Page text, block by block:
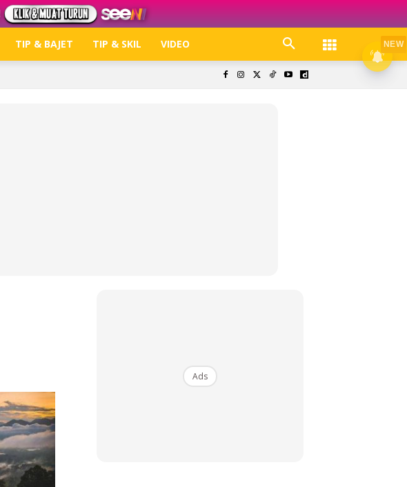
TIP & BAJET TIP & SKIL VIDEO
Ads
NEW